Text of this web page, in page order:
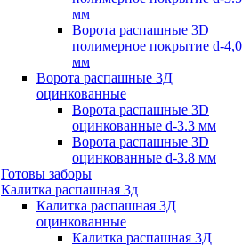
мм
Ворота распашные 3D
полимерное покрытие d-4,0
мм
Ворота распашные 3Д
оцинкованные
Ворота распашные 3D
оцинкованные d-3.3 мм
Ворота распашные 3D
оцинкованные d-3.8 мм
Готовы заборы
Калитка распашная 3д
Калитка распашная 3Д
оцинкованные
Калитка распашная 3Д